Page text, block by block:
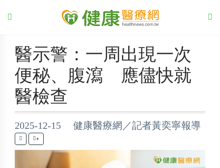
醫示警：一周出現一次
便秘、腹瀉 應儘快就
醫檢查
2025-12-15 健康醫療網／記者黃奕寧報導
+